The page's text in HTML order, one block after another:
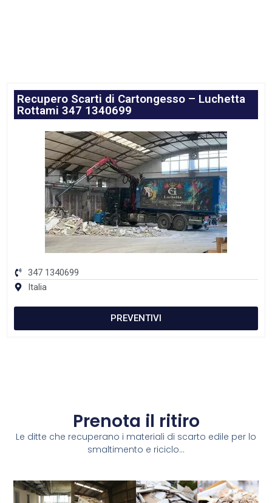
Recupero Scarti di Cartongesso – Luchetta
Rottami 347 1340699
347 1340699
Italia
PREVENTIVI
Prenota il ritiro
Le ditte che recuperano i materiali di scarto edile per lo
smaltimento e riciclo...